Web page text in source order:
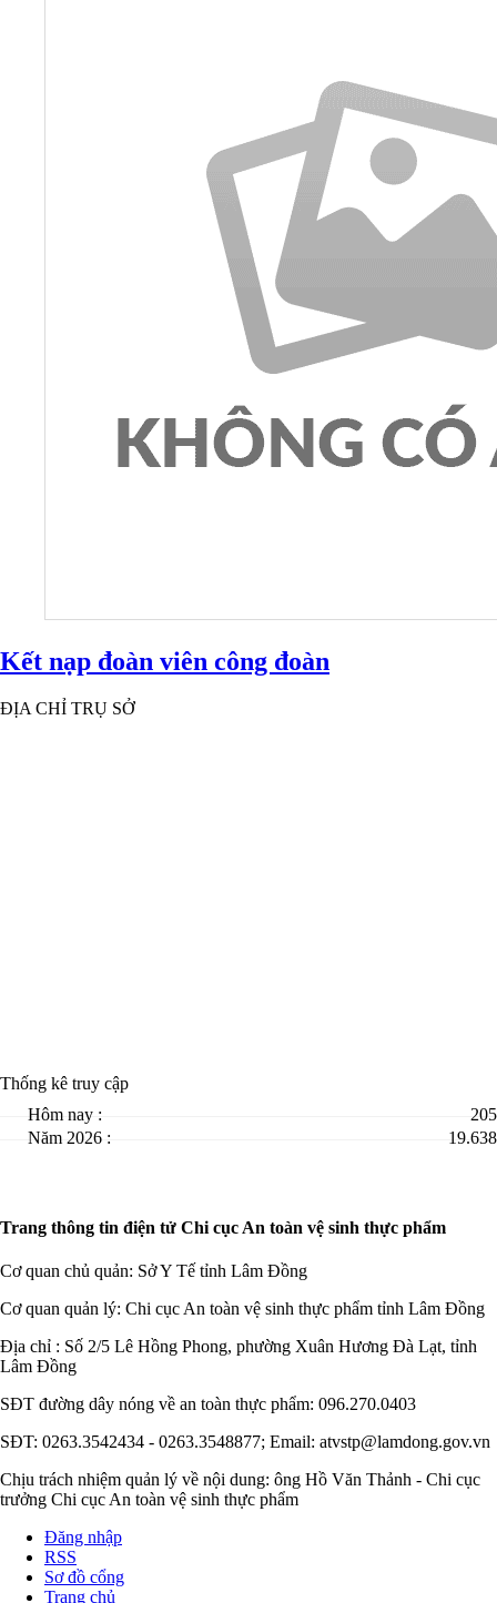
Kết nạp đoàn viên công đoàn
ĐỊA CHỈ TRỤ SỞ
Thống kê truy cập
Hôm nay :
205
Năm 2026 :
19.638
Trang thông tin điện tử Chi cục An toàn vệ sinh thực phẩm
Cơ quan chủ quản: Sở Y Tế tỉnh Lâm Đồng
Cơ quan quản lý: Chi cục An toàn vệ sinh thực phẩm tỉnh Lâm Đồng
Địa chỉ : Số 2/5 Lê Hồng Phong, phường Xuân Hương Đà Lạt, tỉnh
Lâm Đồng
SĐT đường dây nóng về an toàn thực phẩm: 096.270.0403
SĐT: 0263.3542434 - 0263.3548877; Email: atvstp@lamdong.gov.vn
Chịu trách nhiệm quản lý về nội dung: ông Hồ Văn Thảnh - Chi cục
trưởng Chi cục An toàn vệ sinh thực phẩm
Đăng nhập
RSS
Sơ đồ cổng
Trang chủ